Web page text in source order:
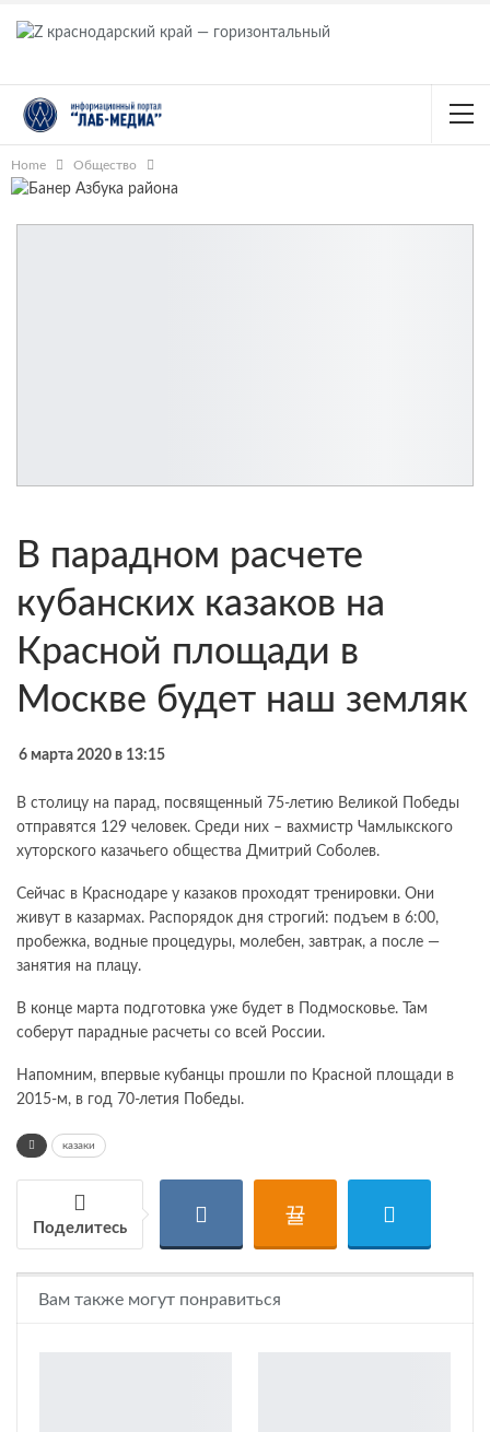
Home Общество
В парадном расчете
кубанских казаков на
Красной площади в
Москве будет наш земляк
6 марта 2020 в 13:15
В столицу на парад, посвященный 75-летию Великой Победы
отправятся 129 человек. Среди них – вахмистр Чамлыкского
хуторского казачьего общества Дмитрий Соболев.
Сейчас в Краснодаре у казаков проходят тренировки. Они
живут в казармах. Распорядок дня строгий: подъем в 6:00,
пробежка, водные процедуры, молебен, завтрак, а после —
занятия на плацу.
В конце марта подготовка уже будет в Подмосковье. Там
соберут парадные расчеты со всей России.
Напомним, впервые кубанцы прошли по Красной площади в
2015-м, в год 70-летия Победы.
казаки
Поделитесь
Вам также могут понравиться